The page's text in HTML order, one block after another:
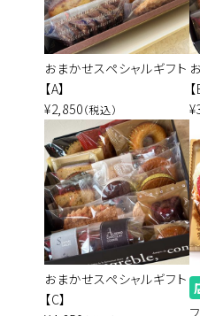
おまかせスペシャルギフト
【A】
¥2,850（税込）
おまかせスペシャルギフト
【C】